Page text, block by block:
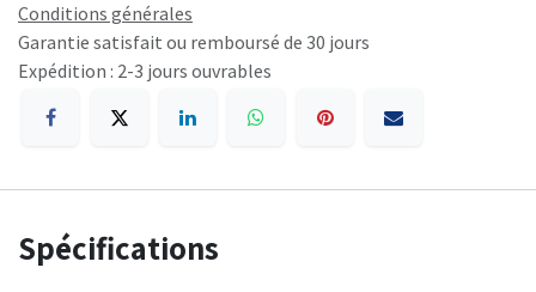
Conditions générales
Garantie satisfait ou remboursé de 30 jours
Expédition : 2-3 jours ouvrables
Spécifications